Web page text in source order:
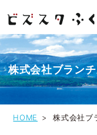
株式会社ブラン
HOME 株式会社ブ